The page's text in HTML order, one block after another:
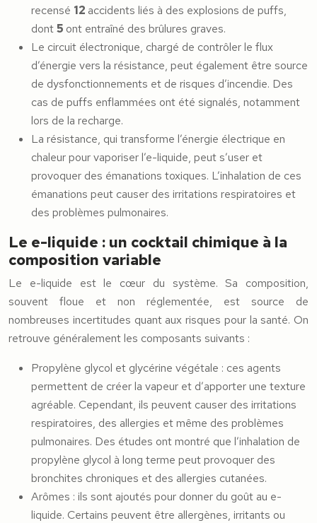
recensé 12 accidents liés à des explosions de puffs,
dont5 ont entraîné des brûlures graves.
Le circuit électronique, chargé de contrôler le flux
d’énergie vers la résistance, peut également être source
de dysfonctionnements et de risques d’incendie. Des
cas de puffs enflammées ont été signalés, notamment
lors de la recharge.
La résistance, qui transforme l’énergie électrique en
chaleur pour vaporiser l’e-liquide, peut s’user et
provoquer des émanations toxiques. L’inhalation de ces
émanations peut causer des irritations respiratoires et
des problèmes pulmonaires.
Le e-liquide : un cocktail chimique à la
composition variable
Le e-liquide est le cœur du système. Sa composition,
souvent floue et non réglementée, est source de
nombreuses incertitudes quant aux risques pour la santé. On
retrouve généralement les composants suivants :
Propylène glycol et glycérine végétale : ces agents
permettent de créer la vapeur et d’apporter une texture
agréable. Cependant, ils peuvent causer des irritations
respiratoires, des allergies et même des problèmes
pulmonaires. Des études ont montré que l’inhalation de
propylène glycol à long terme peut provoquer des
bronchites chroniques et des allergies cutanées.
Arômes : ils sont ajoutés pour donner du goût au e-
liquide. Certains peuvent être allergènes, irritants ou